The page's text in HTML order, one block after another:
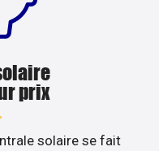
prix
solaire se fait